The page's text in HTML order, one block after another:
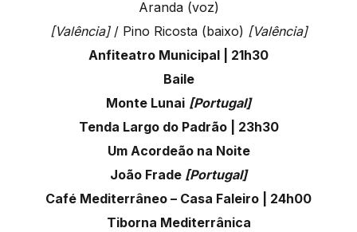
Aranda (voz)
[Valência]/ Pino Ricosta (baixo) [Valência]
Anfiteatro Municipal | 21h30
Baile
Monte Lunai [Portugal]
Tenda Largo do Padrão | 23h30
Um Acordeão na Noite
João Frade [Portugal]
Café Mediterrâneo – Casa Faleiro | 24h00
Tiborna Mediterrânica